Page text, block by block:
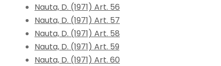
Nauta, D. (1971) Art. 56
Nauta, D. (1971) Art. 57
Nauta, D. (1971) Art. 58
Nauta, D. (1971) Art. 59
Nauta, D. (1971) Art. 60